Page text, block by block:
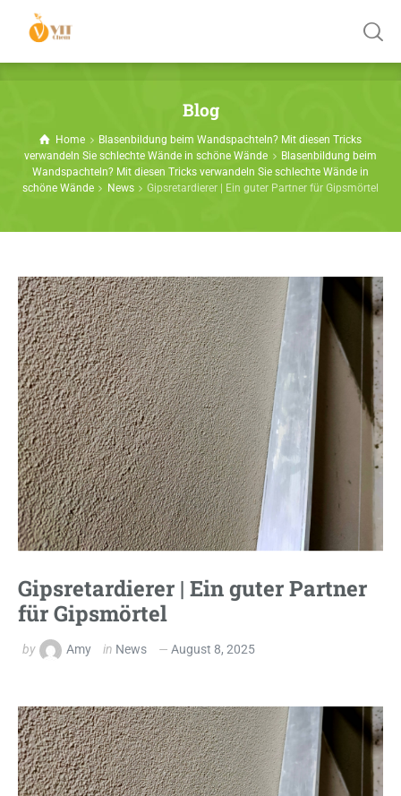
Blog
Home
Blasenbildung beim Wandspachteln? Mit diesen Tricks
verwandeln Sie schlechte Wände in schöne Wände
Blasenbildung beim
Wandspachteln? Mit diesen Tricks verwandeln Sie schlechte Wände in
schöne Wände
News Gipsretardierer | Ein guter Partner für Gipsmörtel
Gipsretardierer | Ein guter Partner
für Gipsmörtel
by Amy in News August 8, 2025